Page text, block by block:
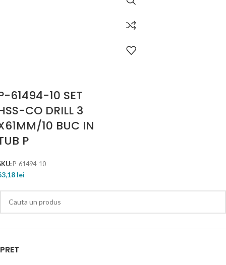
PRET
61494-10 SET
CO DRILL 3
10 BUC IN
P
P-61494-10
lei